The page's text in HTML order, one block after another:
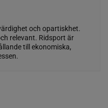
och opartiskhet.
relevant. Ridsport är
till ekonomiska,